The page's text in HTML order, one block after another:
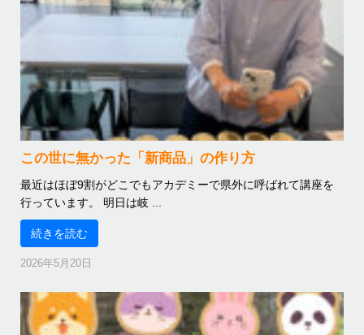
この世に無かった「新商品」の作り方
最近はほぼ9割がどこでもアカデミーで県外に呼ばれて講座を
行っています。 明日は岐 ...
続きを読む
2026年5月20日